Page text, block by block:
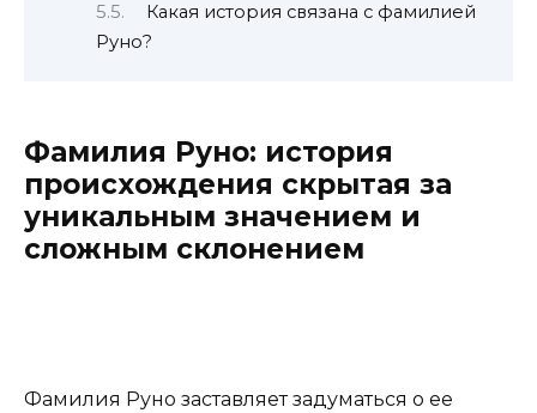
Какая история связана с фамилией
Руно?
Фамилия Руно: история
происхождения скрытая за
уникальным значением и
сложным склонением
Фамилия Руно заставляет задуматься о ее